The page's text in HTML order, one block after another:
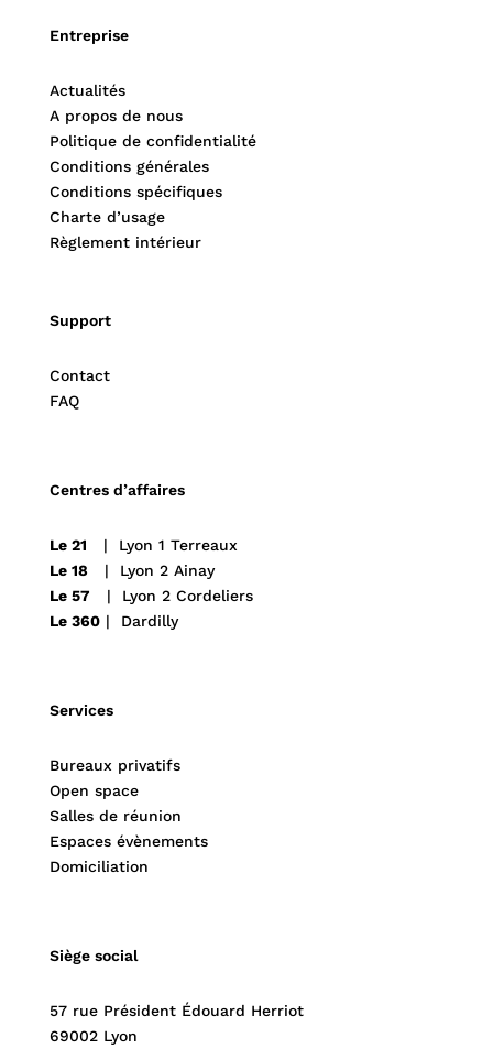
Entreprise
Actualités
A propos de nous
Politique de confidentialité
Conditions générales
Conditions spécifiques
Charte d’usage
Règlement intérieur
Support
Contact
FAQ
Centres d’affaires
Le 21 | Lyon 1 Terreaux
Le 18| Lyon 2 Ainay
Le 57 | Lyon 2 Cordeliers
Le 360| Dardilly
Services
Bureaux privatifs
Open space
Salles de réunion
Espaces évènements
Domiciliation
Siège social
57 rue Président Édouard Herriot
69002 Lyon